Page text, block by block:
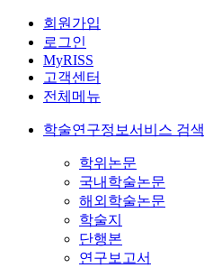
회원가입
로그인
MyRISS
고객센터
전체메뉴
학술연구정보서비스 검색
학위논문
국내학술논문
해외학술논문
학술지
단행본
연구보고서